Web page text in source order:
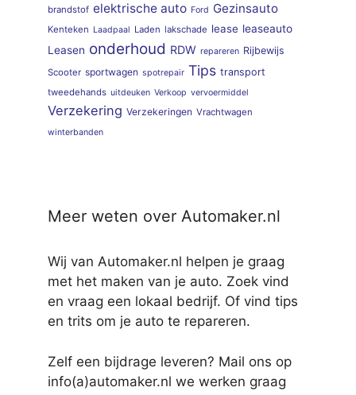
brandstof elektrische auto Ford Gezinsauto
Kenteken Laadpaal Laden lakschade lease leaseauto
Leasen onderhoud RDW repareren Rijbewijs
Scooter sportwagen spotrepair Tips transport
tweedehands uitdeuken Verkoop vervoermiddel
Verzekering Verzekeringen Vrachtwagen
winterbanden
Meer weten over Automaker.nl
Wij van Automaker.nl helpen je graag
met het maken van je auto. Zoek vind
en vraag een lokaal bedrijf. Of vind tips
en trits om je auto te repareren.
Zelf een bijdrage leveren? Mail ons op
info(a)automaker.nl we werken graag